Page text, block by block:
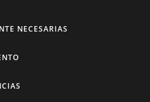
y validez
NECESARIAS